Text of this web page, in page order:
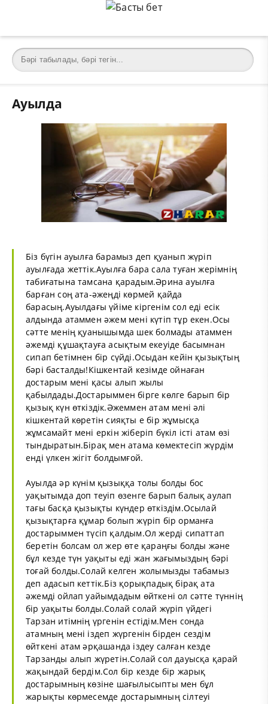
Ауылда
Біз бүгін ауылға барамыз деп қуанып жүріп
ауылғада жеттік.Ауылға бара сала туған жерімнің
табиғатына тамсана қарадым.Әрина ауылға
барған соң ата-әжеңді көрмей қайда
барасың.Ауылдағы үйіме кіргенім сол еді есік
алдында атаммен әжем мені күтіп тұр екен.Осы
сәтте менің қуанышымда шек болмады атаммен
әжемді құшақтауға асықтым екеуіде басымнан
сипап бетімнен бір сүйді.Осыдан кейін қызықтың
бәрі басталды!Кішкентай кезімде ойнаған
достарым мені қасы алып жылы
қабылдады.Достарыммен бірге көлге барып бір
қызық күн өткіздік.Әжеммен атам мені әлі
кішкентай көретін сияқты е бір жұмысқа
жұмсамайт мені еркін жіберіп бүкіл істі атам өзі
тындыратын.Бірақ мен атама көмектесіп жүрдім
енді үлкен жігіт болдымғой.
Ауылда әр күнім қызыққа толы болды бос
уақытымда доп теуіп өзенге барып балық аулап
тағы басқа қызықты күндер өткіздім.Осылай
қызықтарға құмар болып жүріп бір орманға
достарыммен түсіп қалдым.Ол жерді сипаттап
беретін болсам ол жер өте қараңғы болды және
бұл кезде түн уақыты еді жан жағымыздың бәрі
тоғай болды.Солай келген жолымызды табамыз
деп адасып кеттік.Біз қорықпадық бірақ ата
әжемді ойлап уайымдадым өйткені ол сәтте түннің
бір уақыты болды.Солай солай жүріп үйдегі
Тарзан итімнің үргенін естідім.Мен сонда
атамның мені іздеп жүргенін бірден сездім
өйткені атам әрқашанда іздеу салған кезде
Тарзанды алып жүретін.Солай сол дауысқа қарай
жақындай бердім.Сол бір кезде бір жарық
достарымның көзіне шағылысыпты мен бұл
жарықты көрмесемде достарымның сілтеуі